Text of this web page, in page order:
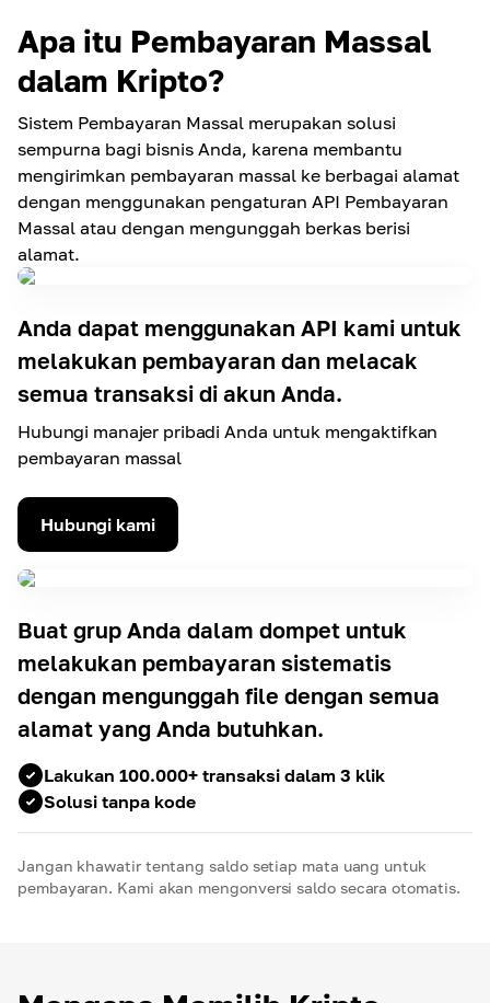
Apa itu Pembayaran Massal
dalam Kripto?
Sistem Pembayaran Massal merupakan solusi
sempurna bagi bisnis Anda, karena membantu
mengirimkan pembayaran massal ke berbagai alamat
dengan menggunakan pengaturan API Pembayaran
Massal atau dengan mengunggah berkas berisi
alamat.
Anda dapat menggunakan API kami untuk
melakukan pembayaran dan melacak
semua transaksi di akun Anda.
Hubungi manajer pribadi Anda untuk mengaktifkan
pembayaran massal
Hubungi kami
Buat grup Anda dalam dompet untuk
melakukan pembayaran sistematis
dengan mengunggah file dengan semua
alamat yang Anda butuhkan.
Lakukan 100.000+ transaksi dalam 3 klik
Solusi tanpa kode
Jangan khawatir tentang saldo setiap mata uang untuk
pembayaran. Kami akan mengonversi saldo secara otomatis.